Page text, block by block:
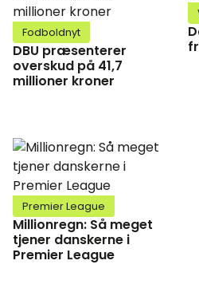
Fodboldnyt
DBU præsenterer
overskud på 41,7
millioner kroner
Premier League
Millionregn: Så meget
tjener danskerne i
Premier League